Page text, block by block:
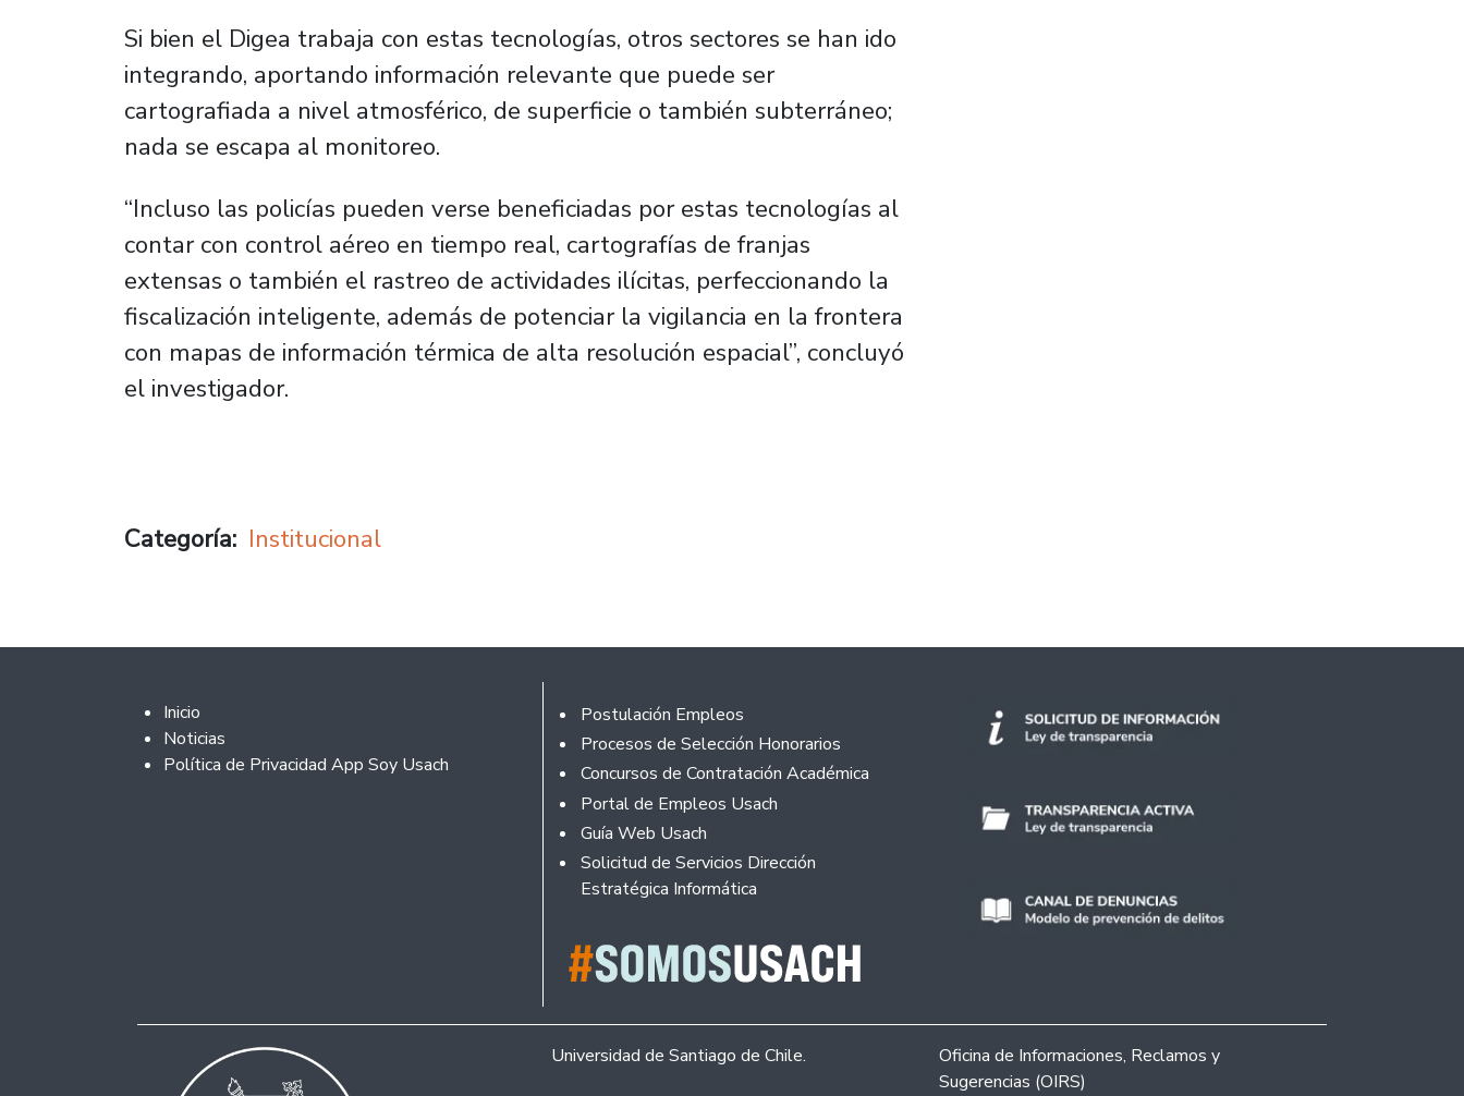
Si bien el Digea trabaja con estas tecnologías, otros sectores se han ido
integrando, aportando información relevante que puede ser
cartografiada a nivel atmosférico, de superficie o también subterráneo;
nada se escapa al monitoreo.
“Incluso las policías pueden verse beneficiadas por estas tecnologías al
contar con control aéreo en tiempo real, cartografías de franjas
extensas o también el rastreo de actividades ilícitas, perfeccionando la
fiscalización inteligente, además de potenciar la vigilancia en la frontera
con mapas de información térmica de alta resolución espacial”, concluyó
el investigador.
Categoría Institucional
Footer 2
Inicio
Noticias
Política de Privacidad App Soy Usach
Footer
Postulación Empleos
Procesos de Selección Honorarios
Concursos de Contratación Académica
Portal de Empleos Usach
Guía Web Usach
Solicitud de Servicios Dirección
Estratégica Informática
Universidad de Santiago de Chile.
Oficina de Informaciones, Reclamos y
Sugerencias (OIRS)